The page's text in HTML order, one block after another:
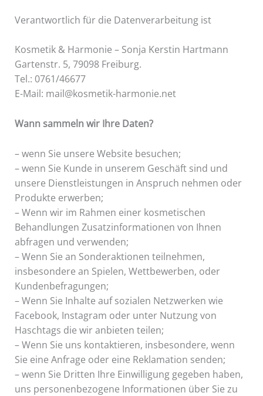
Verantwortlich für die Datenverarbeitung ist
Kosmetik & Harmonie – Sonja Kerstin Hartmann
Gartenstr. 5, 79098 Freiburg.
Tel.: 0761/46677
E-Mail: mail@kosmetik-harmonie.net
Wann sammeln wir Ihre Daten?
– wenn Sie unsere Website besuchen;
– wenn Sie Kunde in unserem Geschäft sind und
unsere Dienstleistungen in Anspruch nehmen oder
Produkte erwerben;
– Wenn wir im Rahmen einer kosmetischen
Behandlungen Zusatzinformationen von Ihnen
abfragen und verwenden;
– Wenn Sie an Sonderaktionen teilnehmen,
insbesondere an Spielen, Wettbewerben, oder
Kundenbefragungen;
– Wenn Sie Inhalte auf sozialen Netzwerken wie
Facebook, Instagram oder unter Nutzung von
Haschtags die wir anbieten teilen;
– Wenn Sie uns kontaktieren, insbesondere, wenn
Sie eine Anfrage oder eine Reklamation senden;
– wenn Sie Dritten Ihre Einwilligung gegeben haben,
uns personenbezogene Informationen über Sie zu